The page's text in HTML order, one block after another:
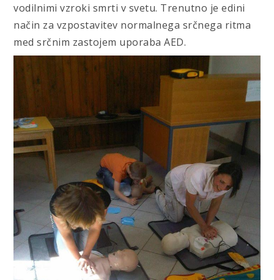
vodilnimi vzroki smrti v svetu. Trenutno je edini
način za vzpostavitev normalnega srčnega ritma
med srčnim zastojem uporaba AED.